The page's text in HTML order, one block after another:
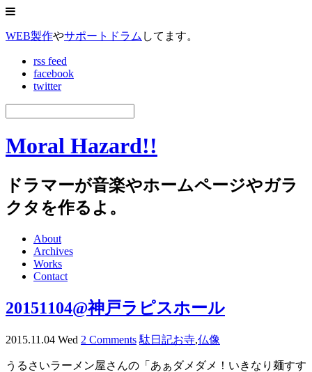
WEB製作やサポートドラム してます。
rss feed
facebook
twitter
Moral Hazard!!
ドラマーが音楽やホームページやガラ
クタを作るよ。
About
Archives
Works
Contact
20151104@神戸ラピスホール
2015.11.04 Wed 2 Comments 駄日記お寺,仏像
うるさいラーメン屋さんの「あぁダメダメ！いきなり麺すす